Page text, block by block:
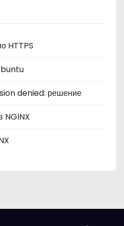
HTTPS
denied: решение
NGINX